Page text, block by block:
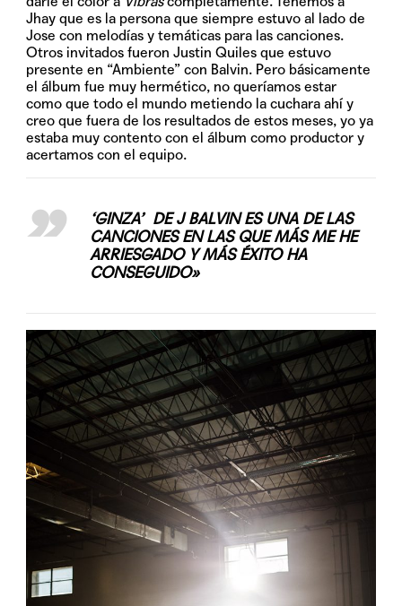
Jhay que es la persona que siempre estuvo al lado de
Jose con melodías y temáticas para las canciones.
Otros invitados fueron Justin Quiles que estuvo
presente en “Ambiente” con Balvin. Pero básicamente
el álbum fue muy hermético, no queríamos estar
como que todo el mundo metiendo la cuchara ahí y
creo que fuera de los resultados de estos meses, yo ya
estaba muy contento con el álbum como productor y
acertamos con el equipo.
‘GINZA’ DE J BALVIN ES UNA DE LAS
CANCIONES EN LAS QUE MÁS ME HE
ARRIESGADO Y MÁS ÉXITO HA
CONSEGUIDO»